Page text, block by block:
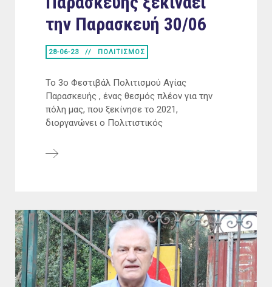
την Παρασκευή 30/06
28-06-23 ΠΟΛΙΤΙΣΜΟΣ
Το 3ο Φεστιβάλ Πολιτισμού Αγίας
Παρασκευής , ένας θεσμός πλέον για την
πόλη μας, που ξεκίνησε το 2021,
διοργανώνει ο Πολιτιστικός